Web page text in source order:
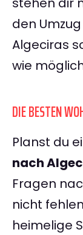
den
Algeciras
wie
DIE BESTEN
Planst du
nach
Fragen
nicht
heimelige